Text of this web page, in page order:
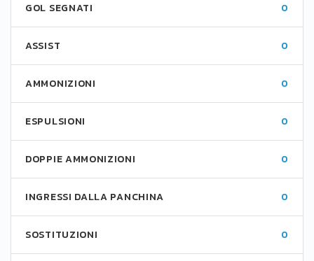
GOL SEGNATI 0
ASSIST 0
AMMONIZIONI 0
ESPULSIONI 0
DOPPIE AMMONIZIONI 0
INGRESSI DALLA PANCHINA 0
SOSTITUZIONI 0